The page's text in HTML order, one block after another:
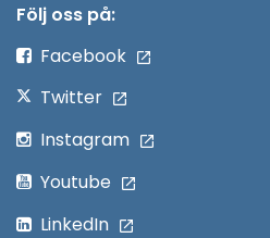
Följ oss på:
Facebook
Twitter
Instagram
Youtube
LinkedIn